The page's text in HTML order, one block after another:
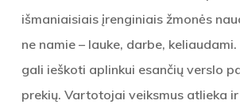
išmaniaisiais įrenginiais žmonės
ne namie – lauke, darbe,
gali ieškoti aplinkui esančių verslo
prekių. Vartotojai veiksmus atlieka